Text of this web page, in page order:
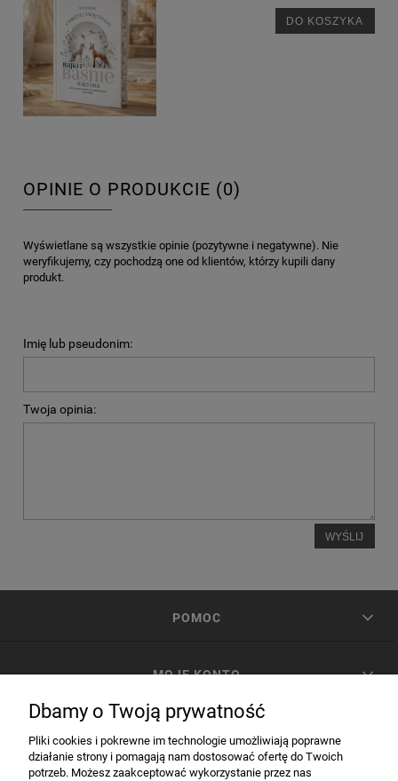
DO KOSZYKA
OPINIE O PRODUKCIE (0)
Wyświetlane są wszystkie opinie (pozytywne i negatywne). Nie
weryfikujemy, czy pochodzą one od klientów, którzy kupili dany
produkt.
Imię lub pseudonim:
Twoja opinia:
WYŚLIJ
POMOC
MOJE KONTO
Dbamy o Twoją prywatność
Pliki cookies i pokrewne im technologie umożliwiają poprawne
działanie strony i pomagają nam dostosować ofertę do Twoich
potrzeb. Możesz zaakceptować wykorzystanie przez nas